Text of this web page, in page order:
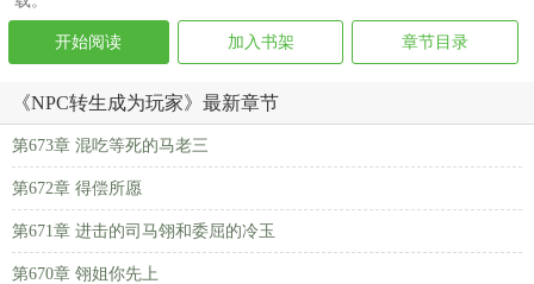
开始阅读 加入书架 章节目录
《NPC转生成为玩家》最新章节
第673章 混吃等死的马老三
第672章 得偿所愿
第671章 进击的司马翎和委屈的冷玉
第670章 翎姐你先上